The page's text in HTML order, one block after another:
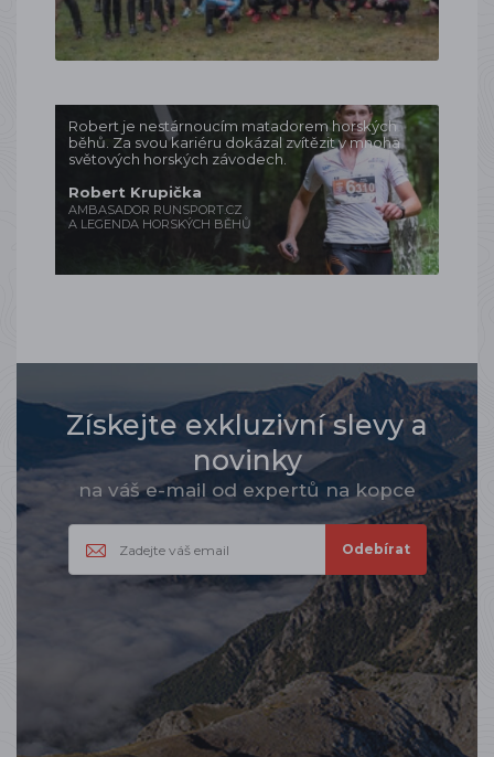
Robert je nestárnoucím matadorem horských
běhů. Za svou kariéru dokázal zvítězit v mnoha
světových horských závodech.
Robert Krupička
AMBASADOR RUNSPORT.CZ
A LEGENDA HORSKÝCH BĚHŮ
Získejte exkluzivní slevy a
novinky
na váš e-mail od expertů na kopce